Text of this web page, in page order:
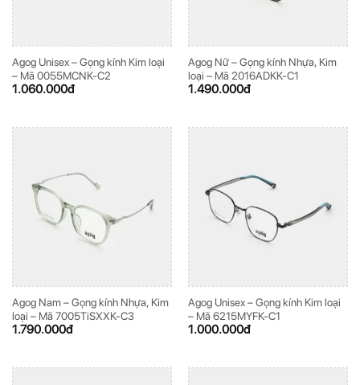
Agog Unisex – Gọng kính Kim loại
– Mã 0055MCNK-C2
1.060.000đ
Agog Nữ – Gọng kính Nhựa, Kim
loại – Mã 2016ADKK-C1
1.490.000đ
Agog Nam – Gọng kính Nhựa, Kim
loại – Mã 7005TiSXXK-C3
1.790.000đ
Agog Unisex – Gọng kính Kim loại
– Mã 6215MYFK-C1
1.000.000đ